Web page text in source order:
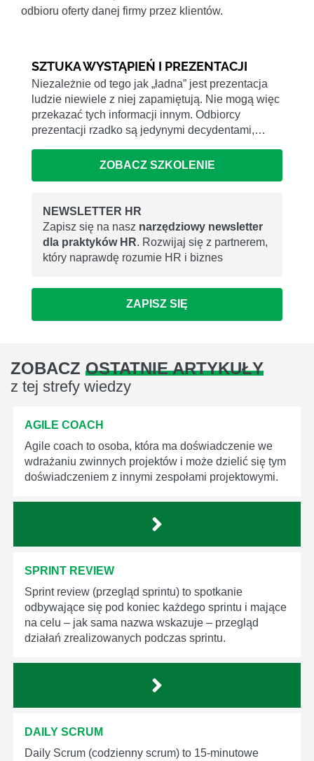
odbioru oferty danej firmy przez klientów.
SZTUKA WYSTĄPIEŃ I PREZENTACJI
Niezależnie od tego jak „ładna” jest prezentacja
ludzie niewiele z niej zapamiętują. Nie mogą więc
przekazać tych informacji innym. Odbiorcy
prezentacji rzadko są jedynymi decydentami,…
ZOBACZ SZKOLENIE
NEWSLETTER HR
Zapisz się na nasz narzędziowy newsletter
dla praktyków HR. Rozwijaj się z partnerem,
który naprawdę rozumie HR i biznes
ZAPISZ SIĘ
ZOBACZ OSTATNIE ARTYKUŁY
z tej strefy wiedzy
AGILE COACH
Agile coach to osoba, która ma doświadczenie we
wdrażaniu zwinnych projektów i może dzielić się tym
doświadczeniem z innymi zespołami projektowymi.
SPRINT REVIEW
Sprint review (przegląd sprintu) to spotkanie
odbywające się pod koniec każdego sprintu i mające
na celu – jak sama nazwa wskazuje – przegląd
działań zrealizowanych podczas sprintu.
DAILY SCRUM
Daily Scrum (codzienny scrum) to 15-minutowe